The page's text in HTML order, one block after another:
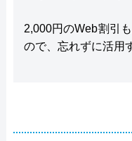
2,000円のWeb割引
ので、忘れずに活用